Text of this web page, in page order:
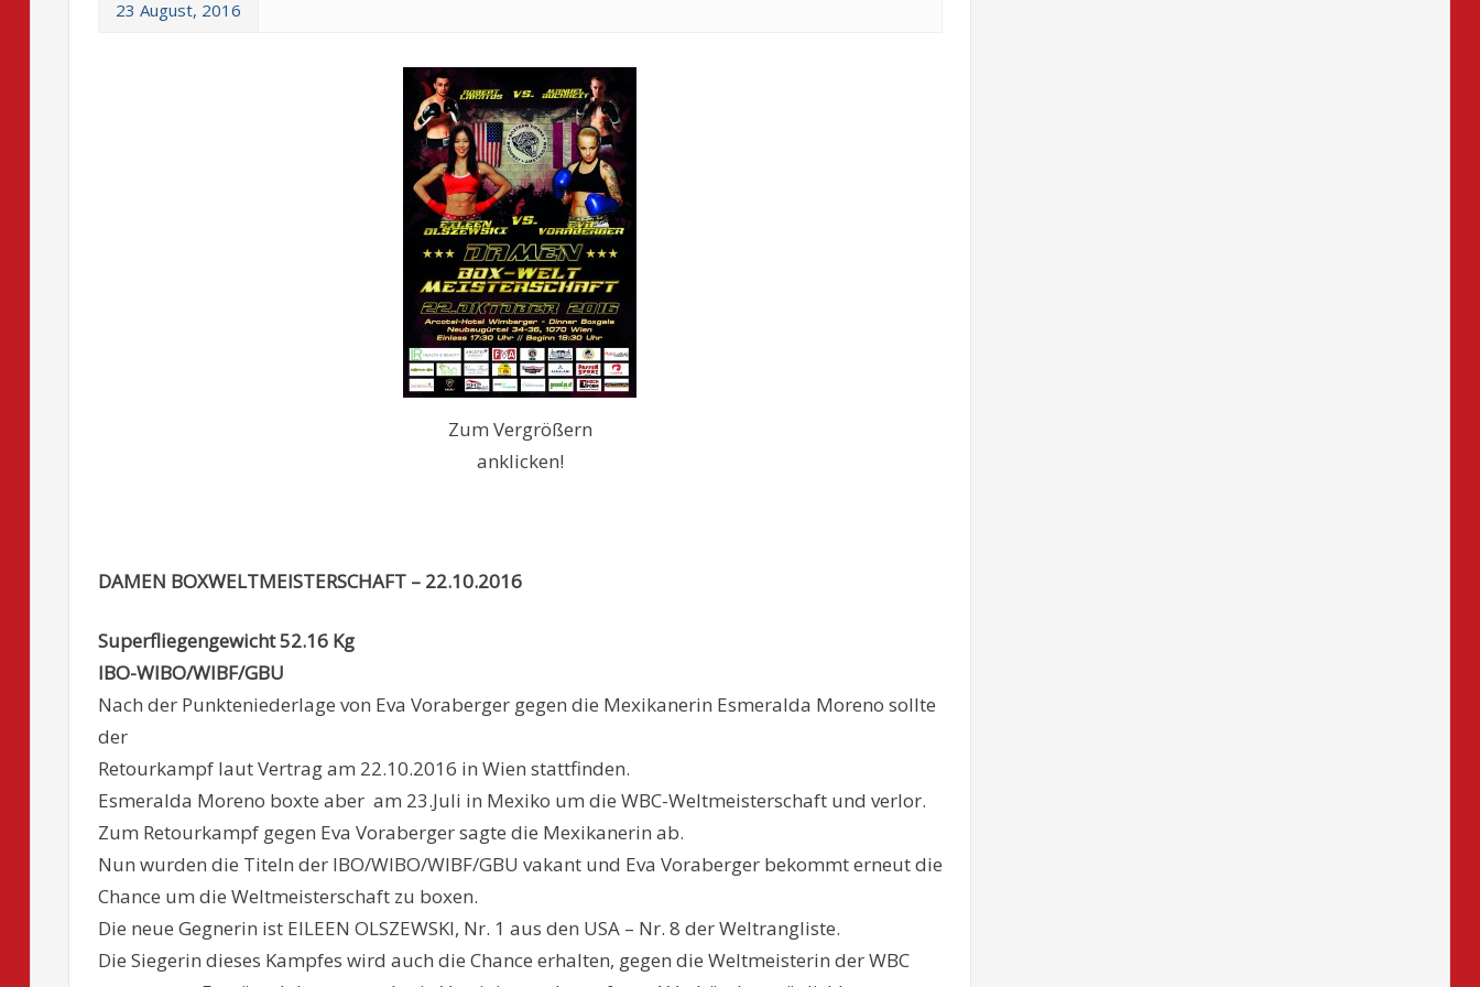
23 August, 2016
Zum Vergrößern
anklicken!
DAMEN BOXWELTMEISTERSCHAFT – 22.10.2016
Superfliegengewicht 52.16 Kg
IBO-WIBO/WIBF/GBU
Nach der Punkteniederlage von Eva Voraberger gegen die Mexikanerin Esmeralda Moreno sollte
der
Retourkampf laut Vertrag am 22.10.2016 in Wien stattfinden.
Esmeralda Moreno boxte aber am 23.Juli in Mexiko um die WBC-Weltmeisterschaft und verlor.
Zum Retourkampf gegen Eva Voraberger sagte die Mexikanerin ab.
Nun wurden die Titeln der IBO/WIBO/WIBF/GBU vakant und Eva Voraberger bekommt erneut die
Chance um die Weltmeisterschaft zu boxen.
Die neue Gegnerin ist EILEEN OLSZEWSKI, Nr. 1 aus den USA – Nr. 8 der Weltrangliste.
Die Siegerin dieses Kampfes wird auch die Chance erhalten, gegen die Weltmeisterin der WBC